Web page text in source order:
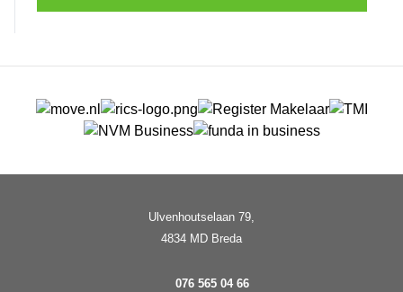
Ulvenhoutselaan 79,
4834 MD Breda
076 565 04 66